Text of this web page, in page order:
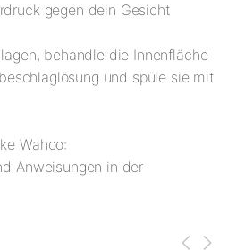
gegen dein Gesicht
behandle die Innenfläche
und spüle sie mit
Wahoo:
Anweisungen in der